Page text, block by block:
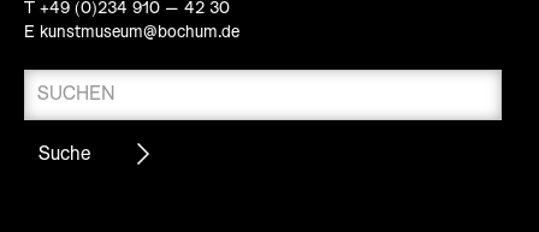
T +49 (0)234 910 – 42 30
E kunstmuseum@bochum.de